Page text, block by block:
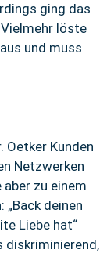
ging das
löste
und muss
Oetker Kunden
Netzwerken
zu einem
deinen
Liebe hat“
diskriminierend,